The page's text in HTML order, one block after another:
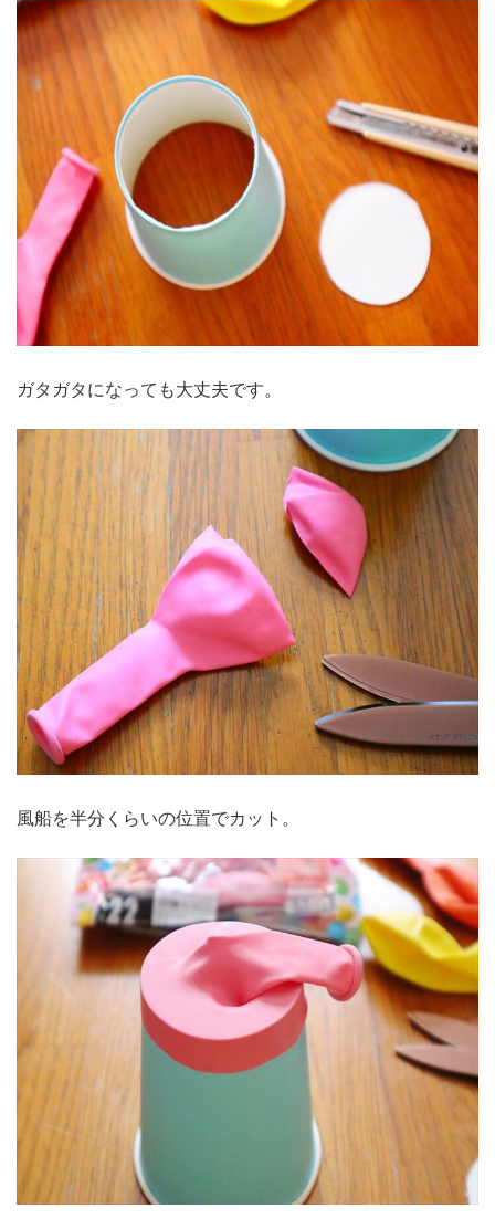
ガタガタになっても大丈夫です。
風船を半分くらいの位置でカット。